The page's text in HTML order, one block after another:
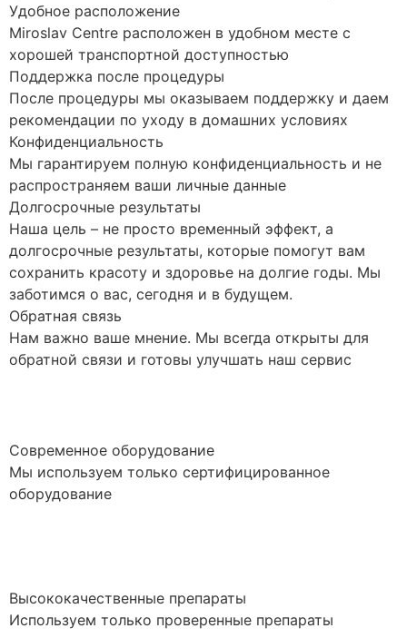
Удобное расположение
Miroslav Centre расположен в удобном месте с
хорошей транспортной доступностью
Поддержка после процедуры
После процедуры мы оказываем поддержку и даем
рекомендации по уходу в домашних условиях
Конфиденциальность
Мы гарантируем полную конфиденциальность и не
распространяем ваши личные данные
Долгосрочные результаты
Наша цель – не просто временный эффект, а
долгосрочные результаты, которые помогут вам
сохранить красоту и здоровье на долгие годы. Мы
заботимся о вас, сегодня и в будущем.
Обратная связь
Нам важно ваше мнение. Мы всегда открыты для
обратной связи и готовы улучшать наш сервис
Современное оборудование
Мы используем только сертифицированное
оборудование
Высококачественные препараты
Используем только проверенные препараты